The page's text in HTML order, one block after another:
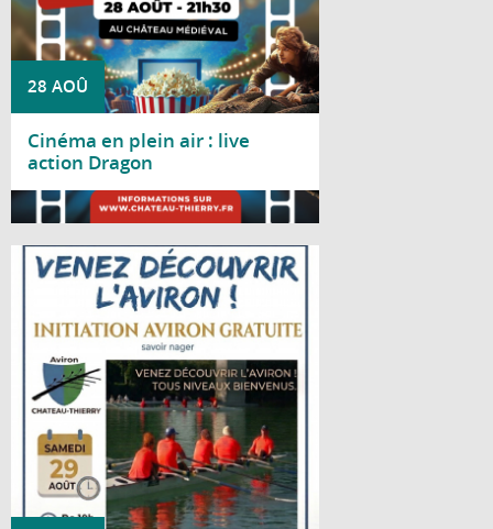
28 AOÛ
Cinéma en plein air : live
action Dragon
Lire la suite
Le Club d'aviron de Château-Thierry vous
propose une journée d'initiation gratuite le
samedi 29 août 2026, de 10h à 18h, au
gymnase nautique, situé bords de Marne,
avenue d'Essômes à Château-Thierry.